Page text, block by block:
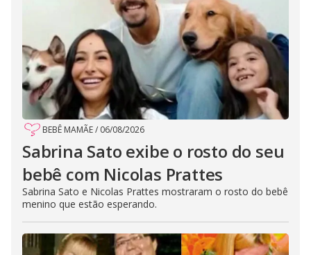
BEBÊ MAMÃE/ 06/08/2026
Sabrina Sato exibe o rosto do seu
bebê com Nicolas Prattes
Sabrina Sato e Nicolas Prattes mostraram o rosto do bebê
menino que estão esperando.